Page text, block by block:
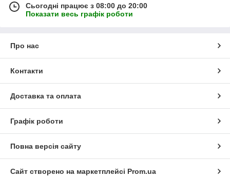
Сьогодні працює з 08:00 до 20:00
Показати весь графік роботи
Про нас
Контакти
Доставка та оплата
Графік роботи
Повна версія сайту
Сайт створено на маркетплейсі Prom.ua